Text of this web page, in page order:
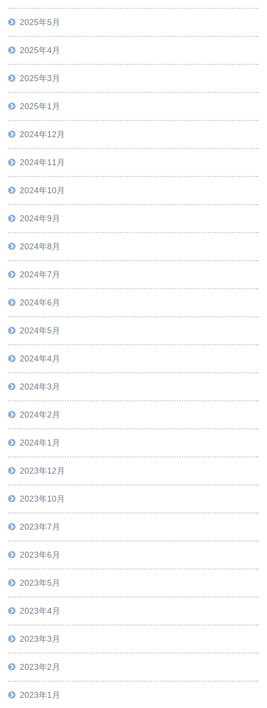
2025年5月
2025年4月
2025年3月
2025年1月
2024年12月
2024年11月
2024年10月
2024年9月
2024年8月
2024年7月
2024年6月
2024年5月
2024年4月
2024年3月
2024年2月
2024年1月
2023年12月
2023年10月
2023年7月
2023年6月
2023年5月
2023年4月
2023年3月
2023年2月
2023年1月